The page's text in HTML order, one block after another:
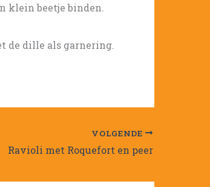
klein beetje binden.
de dille als garnering.
VOLGENDE
Ravioli met Roquefort en peer